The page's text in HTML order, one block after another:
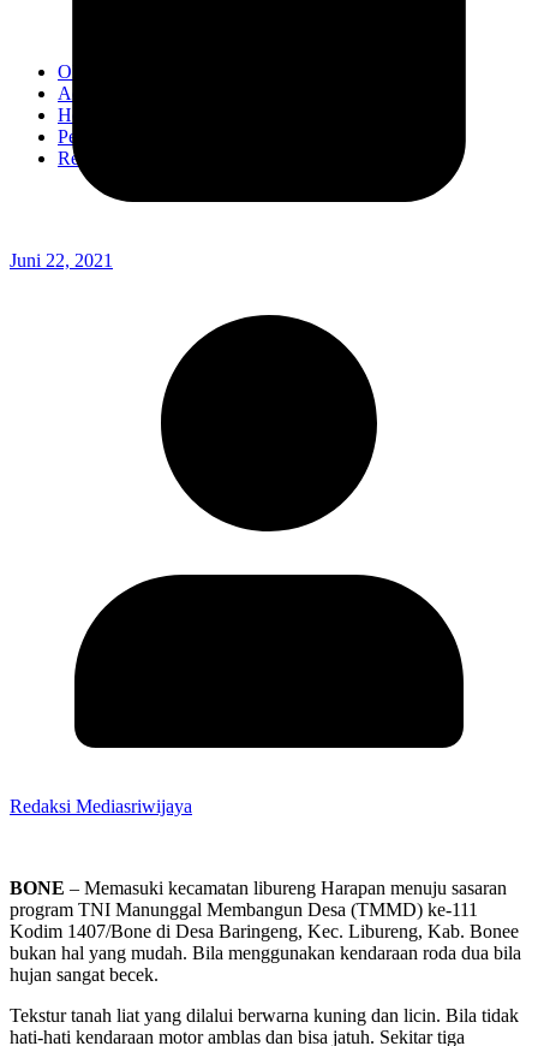
OPINI
Advertorial
Headline
Pedoman Media Ciber
Redaksi
Juni 22, 2021
Redaksi Mediasriwijaya
BONE – Memasuki kecamatan libureng Harapan menuju sasaran
program TNI Manunggal Membangun Desa (TMMD) ke-111
Kodim 1407/Bone di Desa Baringeng, Kec. Libureng, Kab. Bonee
bukan hal yang mudah. Bila menggunakan kendaraan roda dua bila
hujan sangat becek.
Tekstur tanah liat yang dilalui berwarna kuning dan licin. Bila tidak
hati-hati kendaraan motor amblas dan bisa jatuh. Sekitar tiga